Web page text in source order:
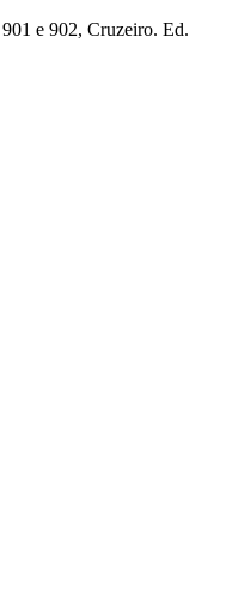
e 902, Cruzeiro. Ed.